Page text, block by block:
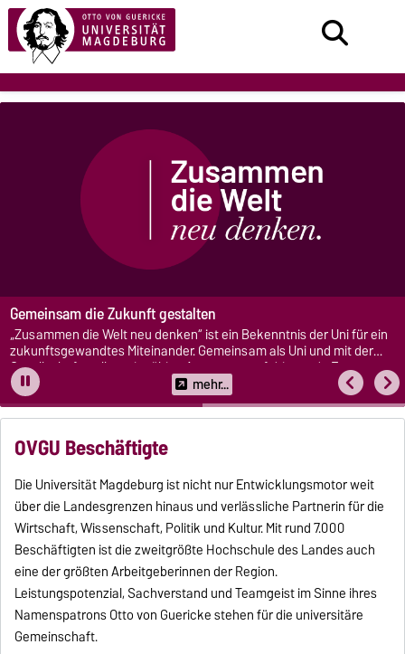
Gemeinsam die Zukunft gestalten
„Zusammen die Welt neu denken“ ist ein Bekenntnis der Uni für ein
zukunftsgewandtes Miteinander. Gemeinsam als Uni und mit der
Gesellschaft wollen wir gültige Antworten auf dringende Fragen
finden. mehr...
OVGU Beschäftigte
Die Universität Magdeburg ist nicht nur Entwicklungsmotor weit
über die Landesgrenzen hinaus und verlässliche Partnerin für die
Wirtschaft, Wissenschaft, Politik und Kultur. Mit rund 7.000
Beschäftigten ist die zweitgrößte Hochschule des Landes auch
eine der größten Arbeitgeberinnen der Region.
Leistungspotenzial, Sachverstand und Teamgeist im Sinne ihres
Namenspatrons Otto von Guericke stehen für die universitäre
Gemeinschaft.